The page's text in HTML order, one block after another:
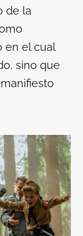
de la
en el cual
sino que